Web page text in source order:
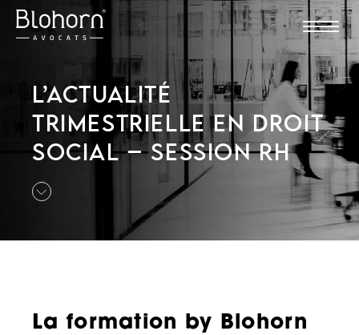
L’ACTUALITÉ
TRIMESTRIELLE EN DROIT
SOCIAL – SESSION RH
La formation by Blohorn